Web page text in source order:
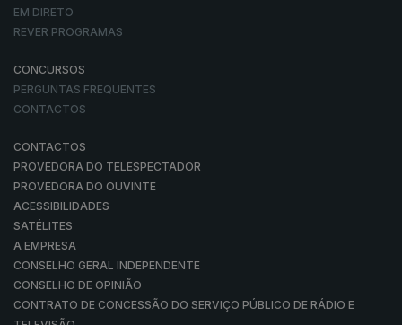
EM DIRETO
REVER PROGRAMAS
CONCURSOS
PERGUNTAS FREQUENTES
CONTACTOS
CONTACTOS
PROVEDORA DO TELESPECTADOR
PROVEDORA DO OUVINTE
ACESSIBILIDADES
SATÉLITES
A EMPRESA
CONSELHO GERAL INDEPENDENTE
CONSELHO DE OPINIÃO
CONTRATO DE CONCESSÃO DO SERVIÇO PÚBLICO DE RÁDIO E